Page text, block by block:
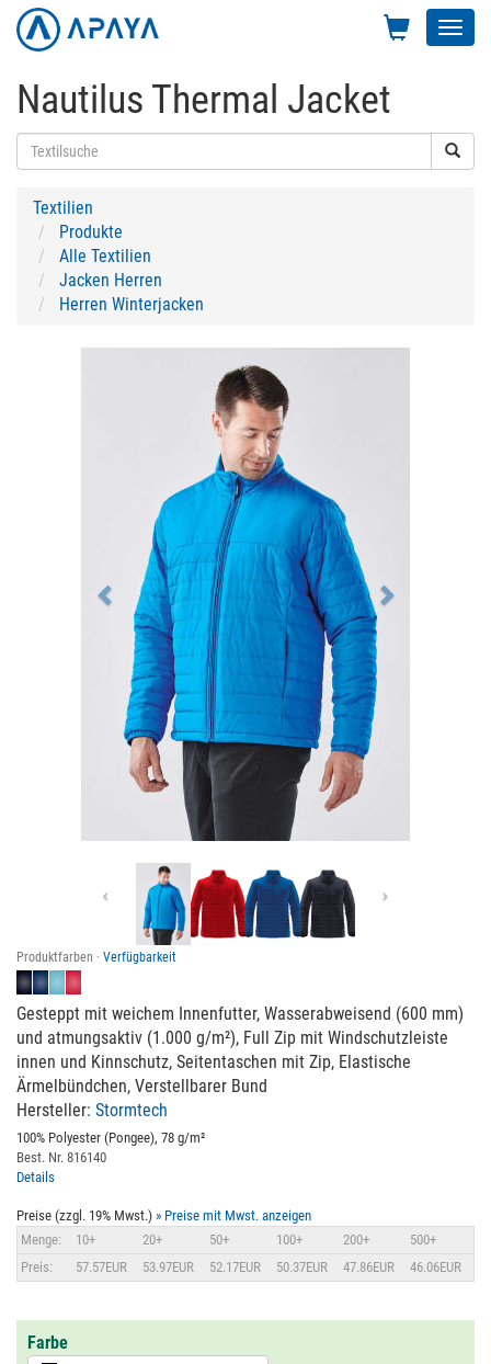
Nautilus Thermal Jacket
Textilien
Produkte
Alle Textilien
Jacken Herren
Herren Winterjacken
Previous
Produktfarben · Verfügbarkeit
Gesteppt mit weichem Innenfutter, Wasserabweisend (600 mm)
und atmungsaktiv (1.000 g/m²), Full Zip mit Windschutzleiste
innen und Kinnschutz, Seitentaschen mit Zip, Elastische
Ärmelbündchen, Verstellbarer Bund
Hersteller: Stormtech
100% Polyester (Pongee), 78 g/m²
Best. Nr. 816140
Details
Preise (zzgl. 19% Mwst.) » Preise mit Mwst. anzeigen
Menge:
10+ 20+ 50+ 100+ 200+
500+
Preis:
57.57EUR 53.97EUR 52.17EUR 50.37EUR 47.86EUR 46.06EUR
Farbe